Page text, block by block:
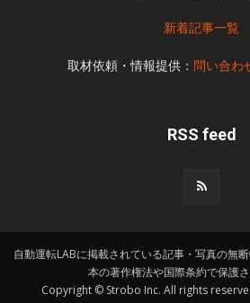
新着記事一覧
取材依頼・情報提供： 問い合わ
RSS feed
自動運転LABに掲載されている記事・写真の無
本の著作権法や国際条約で保護さ
Copyright © Strobo Inc. All rights